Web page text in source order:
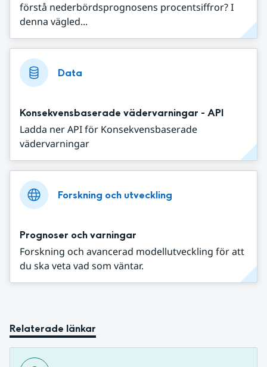
förstå nederbördsprognosens procentsiffror? I
denna vägled...
Data
Konsekvensbaserade vädervarningar - API
Ladda ner API för Konsekvensbaserade
vädervarningar
Forskning och utveckling
Prognoser och varningar
Forskning och avancerad modellutveckling för att
du ska veta vad som väntar.
Relaterade länkar